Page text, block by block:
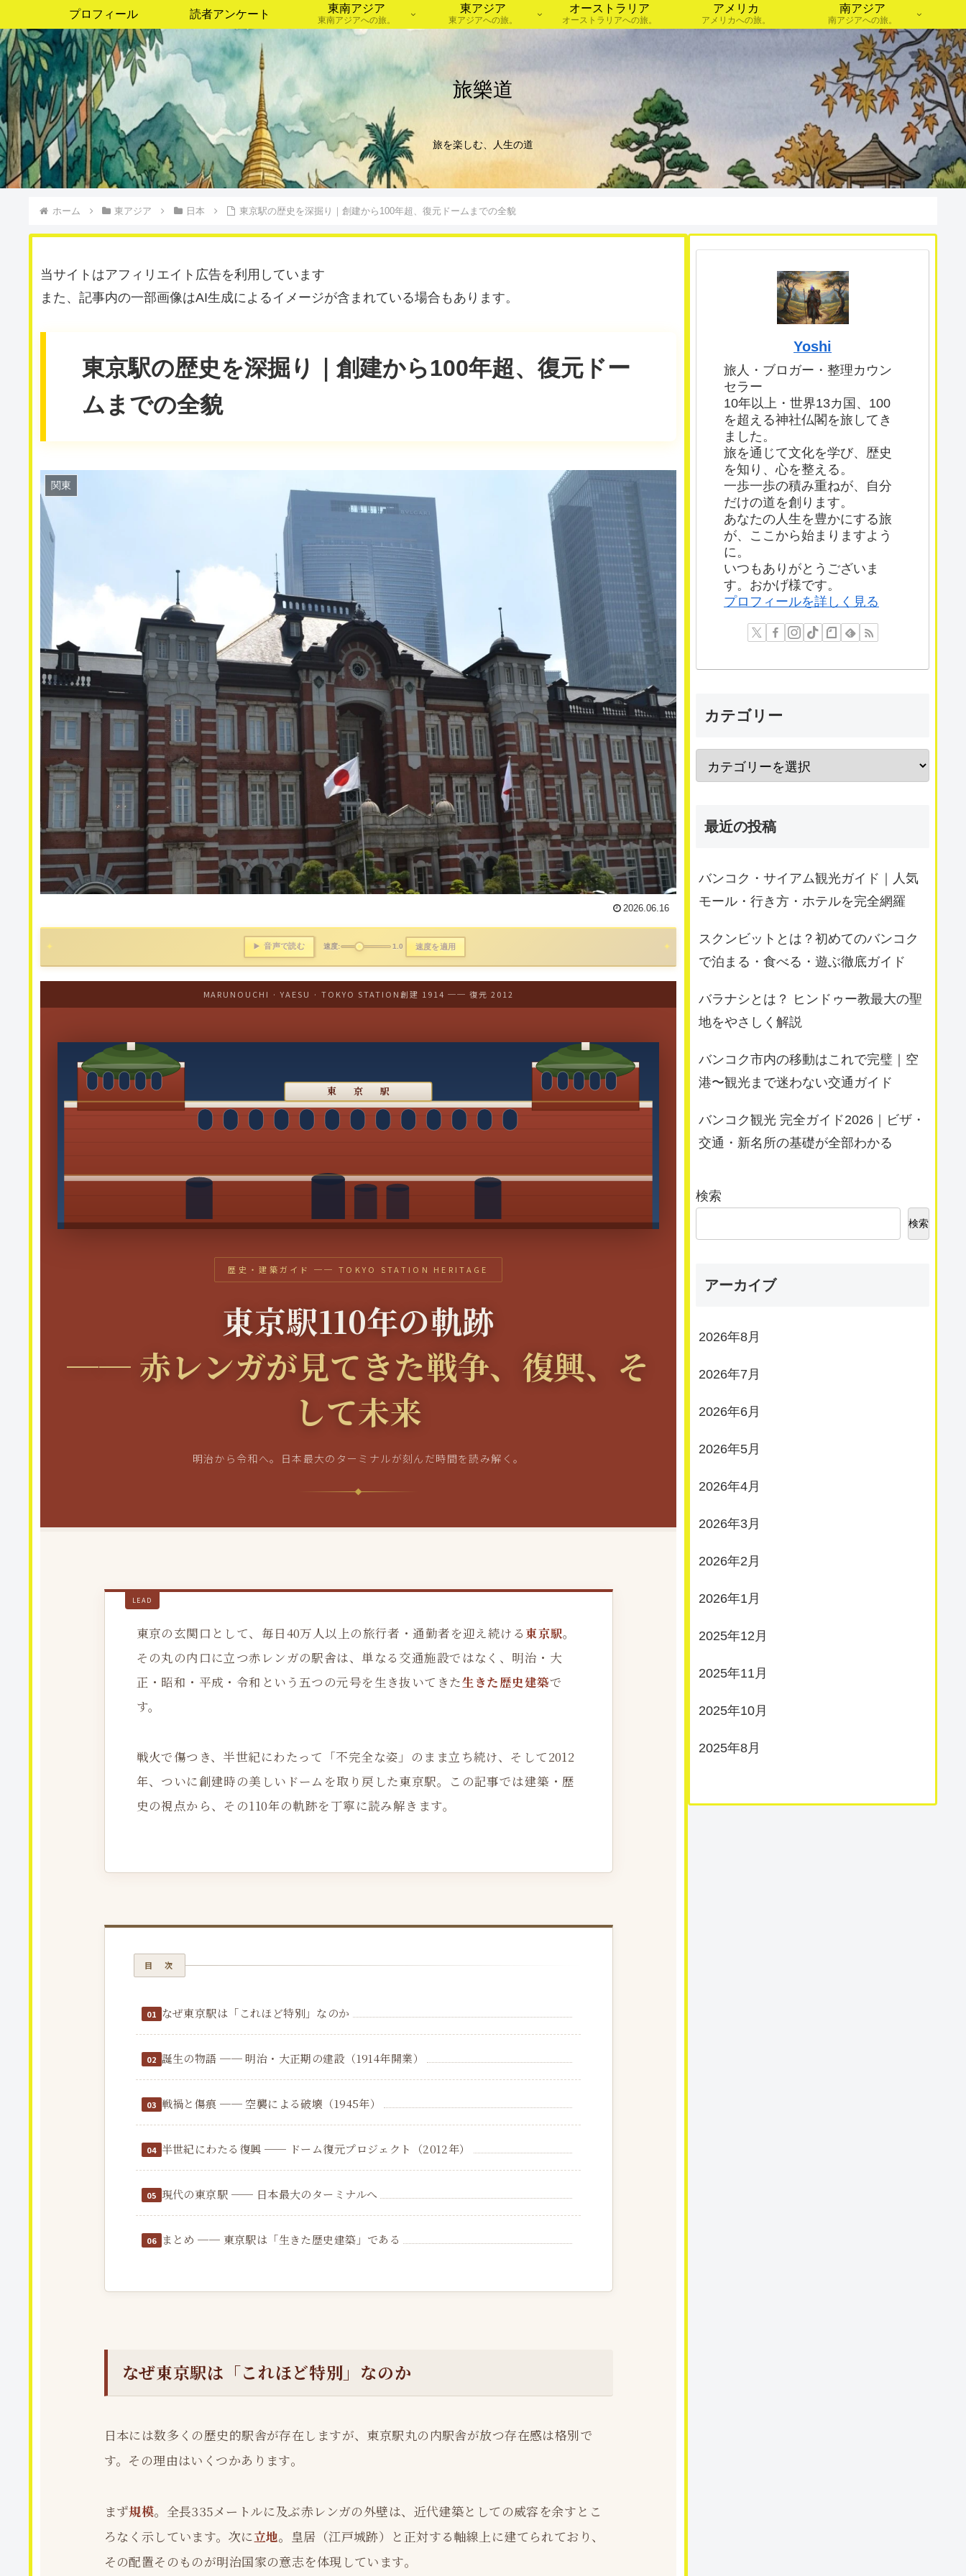
旅樂道
旅を楽しむ、人生の道
プロフィール 読者アンケート
東南アジア
東南アジアへの旅。
東アジア
東アジアへの旅。
オーストラリア
オーストラリアへの旅。
アメリカ
アメリカへの旅。
南アジア
南アジアへの旅。
ホーム 東アジア 日本 東京駅の歴史を深掘り｜創建から100年超、復元ドームまでの全貌
当サイトはアフィリエイト広告を利用しています
また、記事内の一部画像はAI生成によるイメージが含まれている場合もあります。
東京駅の歴史を深掘り｜創建から100年超、復元ドー
ムまでの全貌
関東
2026.06.16
▶️ 音声で読む 速度: 1.0 速度を適用
MARUNOUCHI · YAESU · TOKYO STATION 創建 1914 ── 復元 2012
東 京 駅
歴史・建築ガイド ── TOKYO STATION HERITAGE
東京駅110年の軌跡
── 赤レンガが見てきた戦争、復興、そ
して未来
明治から令和へ。日本最大のターミナルが刻んだ時間を読み解く。
東京の玄関口として、毎日40万人以上の旅行者・通勤者を迎え続ける 東京駅。
その丸の内口に立つ赤レンガの駅舎は、単なる交通施設ではなく、明治・大
正・昭和・平成・令和という五つの元号を生き抜いてきた生きた歴史建築で
す。
戦火で傷つき、半世紀にわたって「不完全な姿」のまま立ち続け、そして2012
年、ついに創建時の美しいドームを取り戻した東京駅。この記事では建築・歴
史の視点から、その110年の軌跡を丁寧に読み解きます。
目 次
なぜ東京駅は「これほど特別」なのか
誕生の物語 ── 明治・大正期の建設（1914年開業）
戦禍と傷痕 ── 空襲による破壊（1945年）
半世紀にわたる復興 ── ドーム復元プロジェクト（2012年）
現代の東京駅 ── 日本最大のターミナルへ
まとめ ── 東京駅は「生きた歴史建築」である
なぜ東京駅は「これほど特別」なのか
日本には数多くの歴史的駅舎が存在しますが、東京駅丸の内駅舎が放つ存在感は格別で
す。その理由はいくつかあります。
まず規模。全長335メートルに及ぶ赤レンガの外壁は、近代建築としての威容を余すとこ
ろなく示しています。次に立地。皇居（江戸城跡）と正対する軸線上に建てられており、
その配置そのものが明治国家の意志を体現しています。
Yoshi
旅人・ブロガー・整理カウン
セラー
10年以上・世界13カ国、100
を超える神社仏閣を旅してき
ました。
旅を通じて文化を学び、歴史
を知り、心を整える。
一歩一歩の積み重ねが、自分
だけの道を創ります。
あなたの人生を豊かにする旅
が、ここから始まりますよう
に。
いつもありがとうございま
す。おかげ様です。
プロフィールを詳しく見る
カテゴリー
最近の投稿
バンコク・サイアム観光ガイド｜人気
モール・行き方・ホテルを完全網羅
スクンビットとは？初めてのバンコク
で泊まる・食べる・遊ぶ徹底ガイド
バラナシとは？ ヒンドゥー教最大の聖
地をやさしく解説
バンコク市内の移動はこれで完璧｜空
港〜観光まで迷わない交通ガイド
バンコク観光 完全ガイド2026｜ビザ・
交通・新名所の基礎が全部わかる
検索
検索
アーカイブ
2026年8月
2026年7月
2026年6月
2026年5月
2026年4月
2026年3月
2026年2月
2026年1月
2025年12月
2025年11月
2025年10月
2025年8月